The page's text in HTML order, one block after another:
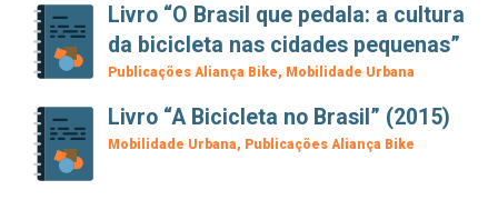
Livro “O Brasil que pedala: a cultura
da bicicleta nas cidades pequenas”
Publicações Aliança Bike Mobilidade Urbana
Livro “A Bicicleta no Brasil” (2015)
Mobilidade Urbana Publicações Aliança Bike